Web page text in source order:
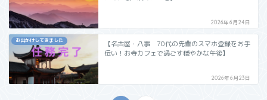
2026年6月24日
お出かけしてきました
【名古屋・八事 70代の先輩のスマホ登録をお手
伝い！お寺カフェで過ごす穏やかな午後】
2026年6月23日